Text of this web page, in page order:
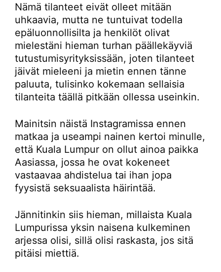
Nämä tilanteet eivät olleet mitään
uhkaavia, mutta ne tuntuivat todella
epäluonnollisilta ja henkilöt olivat
mielestäni hieman turhan päällekäyviä
tutustumisyrityksissään, joten tilanteet
jäivät mieleeni ja mietin ennen tänne
paluuta, tulisinko kokemaan sellaisia
tilanteita täällä pitkään ollessa useinkin.
Mainitsin näistä Instagramissa ennen
matkaa ja useampi nainen kertoi minulle,
että Kuala Lumpur on ollut ainoa paikka
Aasiassa, jossa he ovat kokeneet
vastaavaa ahdistelua tai ihan jopa
fyysistä seksuaalista häirintää.
Jännitinkin siis hieman, millaista Kuala
Lumpurissa yksin naisena kulkeminen
arjessa olisi, sillä olisi raskasta, jos sitä
pitäisi miettiä.